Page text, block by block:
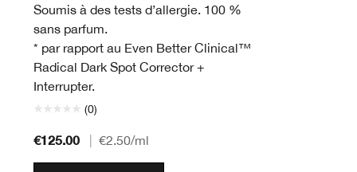
Soumis à des tests d’allergie. 100 %
sans parfum.
* par rapport au Even Better Clinical™
Radical Dark Spot Corrector +
Interrupter.
(0)
€125.00 €2.50/ml